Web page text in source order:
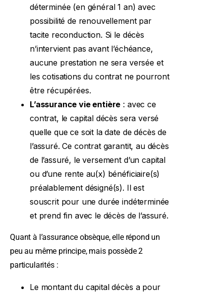
déterminée (en général 1 an) avec
possibilité de renouvellement par
tacite reconduction. Si le décès
n’intervient pas avant l’échéance,
aucune prestation ne sera versée et
les cotisations du contrat ne pourront
être récupérées.
L’assurance vie entière : avec ce
contrat, le capital décès sera versé
quelle que ce soit la date de décès de
l’assuré. Ce contrat garantit, au décès
de l’assuré, le versement d’un capital
ou d’une rente au(x) bénéficiaire(s)
préalablement désigné(s). Il est
souscrit pour une durée indéterminée
et prend fin avec le décès de l’assuré.
Quant à l’assurance obsèque, elle répond un
peu au même principe, mais possède 2
particularités :
Le montant du capital décès a pour